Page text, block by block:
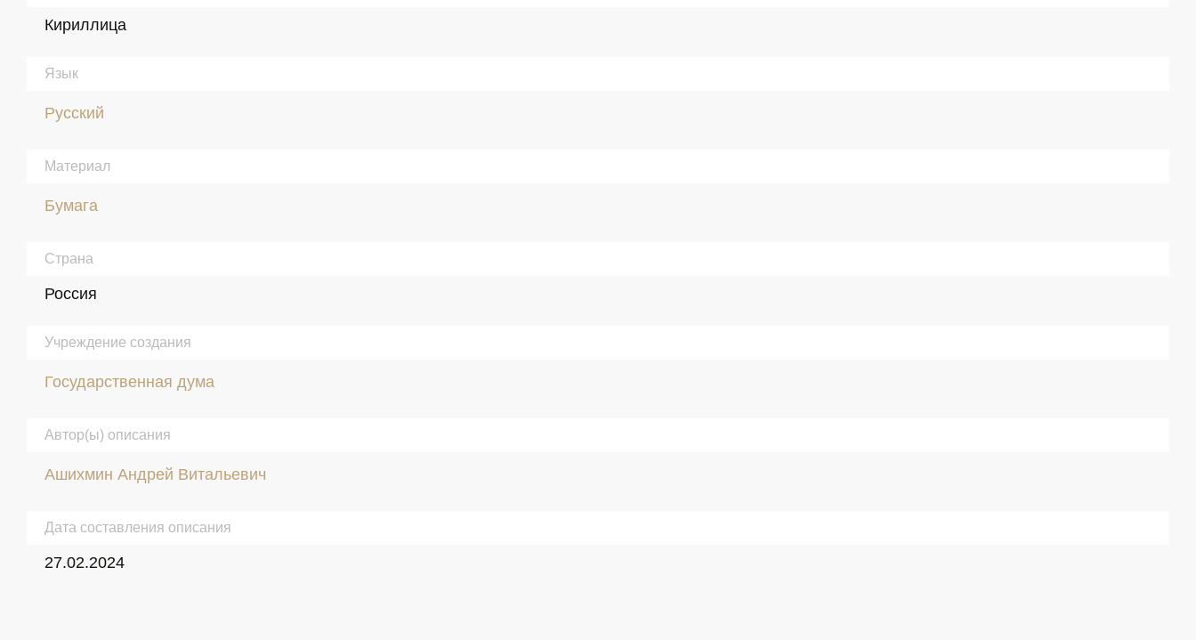
Кириллица
Язык
Русский
Материал
Бумага
Страна
Россия
Учреждение создания
Государственная дума
Автор(ы) описания
Ашихмин Андрей Витальевич
Дата составления описания
27.02.2024